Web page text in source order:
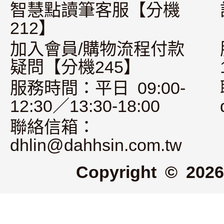
智慧點讀筆客服【分機
212】
加入會員/購物流程付款
疑問【分機245】
服務時間：平日 09:00-
12:30／13:30-18:00
聯絡信箱：
dhlin@dahhsin.com.tw
Copyright ©